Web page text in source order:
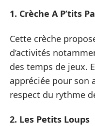
1. Crèche A P’tits
Cette crèche
d’activités
des temps de jeux.
appréciée pour son
respect du rythme
2. Les Petits Loups